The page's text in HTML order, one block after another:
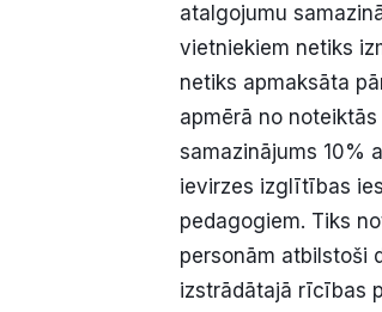
atalgojumu
vietniekiem netiks
netiks apmaksāta
apmērā no
samazinājums 10%
ievirzes izglītības
pedagogiem. Tiks
personām atbilstoši
izstrādātajā rīcības